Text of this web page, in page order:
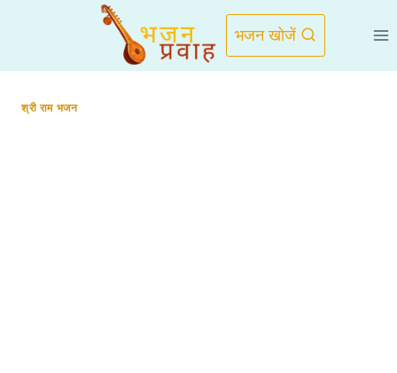
भजन खोजें
श्री राम भजन